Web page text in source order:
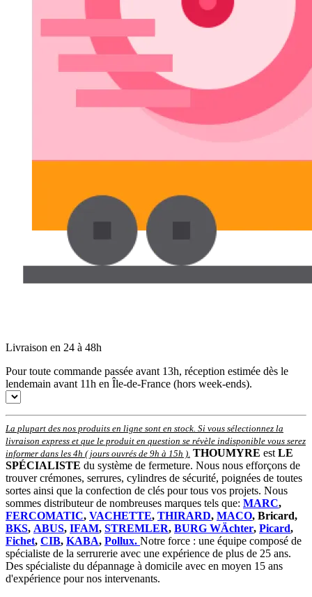
Livraison en 24 à 48h
Pour toute commande passée avant 13h, réception estimée dès le
lendemain avant 11h en Île-de-France (hors week-ends).
La plupart des nos produits en ligne sont en stock. Si vous sélectionnez la
livraison express et que le produit en question se révèle indisponible vous serez
informer dans les 4h ( jours ouvrés de 9h à 15h ) THOUMYRE est LE
SPÉCIALISTE du système de fermeture. Nous nous efforçons de
trouver crémones, serrures, cylindres de sécurité, poignées de toutes
sortes ainsi que la confection de clés pour tous vos projets. Nous
sommes distributeur de nombreuses marques tels que: MARC,
FERCOMATIC, VACHETTE, THIRARD, MACO, Bricard,
BKS, ABUS, IFAM, STREMLER, BURG WÄchter, Picard,
Fichet, CIB, KABA, Pollux. Notre force : une équipe composé de
spécialiste de la serrurerie avec une expérience de plus de 25 ans.
Des spécialiste du dépannage à domicile avec en moyen 15 ans
d'expérience pour nos intervenants.